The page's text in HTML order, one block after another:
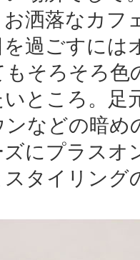
洒落なカフ
過ごすには
もそろそろ色
ところ。足
などの暗め
にプラスオ
タイリング